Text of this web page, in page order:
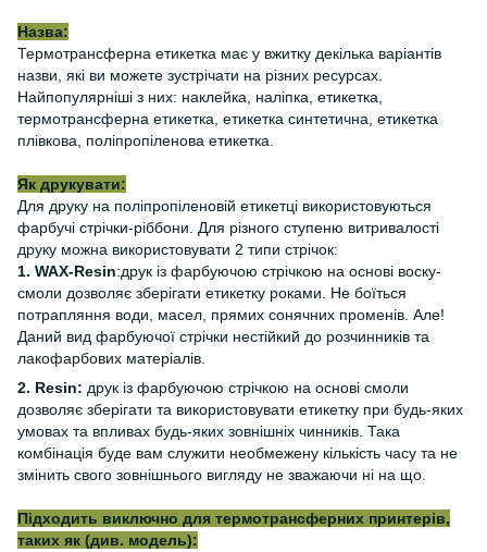
Назва:
Термотрансферна етикетка має у вжитку декілька варіантів
назви, які ви можете зустрічати на різних ресурсах.
Найпопулярніші з них: наклейка, наліпка, етикетка,
термотрансферна етикетка, етикетка синтетична, етикетка
плівкова, поліпропіленова етикетка.
Як друкувати:
Для друку на поліпропіленовій етикетці використовуються
фарбучі стрічки-ріббони. Для різного ступеню витривалості
друку можна використовувати 2 типи стрічок:
1. WAX-Resin:друк із фарбуючою стрічкою на основі воску-
смоли дозволяє зберігати етикетку роками. Не боїться
потрапляння води, масел, прямих сонячних променів. Але!
Даний вид фарбуючої стрічки нестійкий до розчинників та
лакофарбових матеріалів.
2. Resin: друк із фарбуючою стрічкою на основі смоли
дозволяє зберігати та використовувати етикетку при будь-яких
умовах та впливах будь-яких зовнішніх чинників. Така
комбінація буде вам служити необмежену кількість часу та не
змінить свого зовнішнього вигляду не зважаючи ні на що.
Підходить виключно для термотрансферних принтерів,
таких як (див. модель):